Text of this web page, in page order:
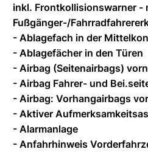
inkl. Frontkollisionswarner -
Fußgänger-/
- Ablagefach in der
- Ablagefächer in den Türen
- Airbag (Seitenairbags) vorn
- Airbag Fahrer- und
- Airbag: Vorhangairbags
- Aktiver
- Alarmanlage
- Anfahrhinweis